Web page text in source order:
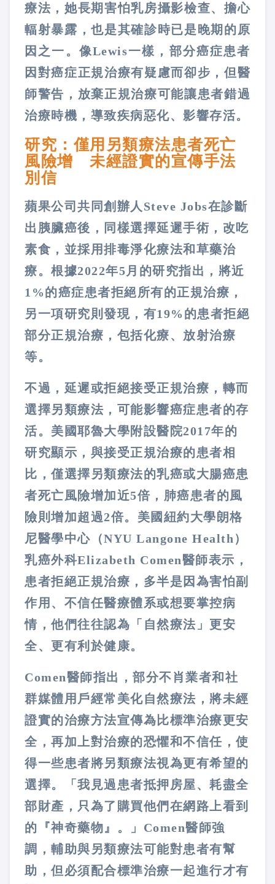
療法，她長期害怕乳房攝影檢查、擔心
輻射暴露，也是其確診時已是晚期的原
因之一。像Lewis一樣，部分癌症患者
因對癌症正規治療有疑慮而卻步，但醫
師警告，放棄正規治療可能讓患者錯過
治療時機，導致疾病惡化、影響存活。
研究：僅用另類療法患者死亡
風險增 未經證實的宣傳手法
別信
蘋果公司共同創辦人Steve Jobs在診斷
出胰臟癌後，同樣選擇延遲手術，改吃
素食，並採用排毒淨化療法和草藥治
療。根據2022年5月的研究指出，將近
1%的癌症患者拒絕所有的正規治療，
另一項研究則發現，有19%的患者拒絕
部分正規治療，包括化療、放射治療
等。
不過，延遲或拒絕接受正規治療，轉而
選擇另類療法，可能影響癌症患者的存
活。美國耶魯大學附設醫院2017年的
研究顯示，與接受正規治療的患者相
比，僅選擇另類療法的乳癌或大腸癌患
者死亡風險增加近5倍，肺癌患者的風
險則增加超過2倍。美國紐約大學朗格
尼醫學中心（NYU Langone Health）
乳癌外科Elizabeth Comen醫師表示，
患者拒絕正規治療，多半是因為害怕副
作用、不信任醫療體系或想要掌控病
情，他們往往認為「自然療法」更安
全、更有利於健康。
Comen醫師指出，部分不肖業者和社
群媒體用戶經常美化自然療法，將未經
證實的治療方法宣傳為比標準治療更安
全，再加上對治療的恐懼和不信任，使
得一些患者將另類療法視為更有希望的
選擇。「我見過患者抵押房屋、耗盡全
部財產，只為了購買他們在網路上看到
的『神奇藥物』。」Comen醫師強
調，輔助與另類療法可能對患者有幫
助，但必須配合標準治療一起進行才有